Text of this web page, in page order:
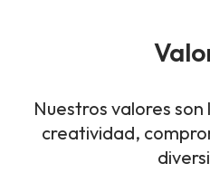
Nuestros valores
creatividad,